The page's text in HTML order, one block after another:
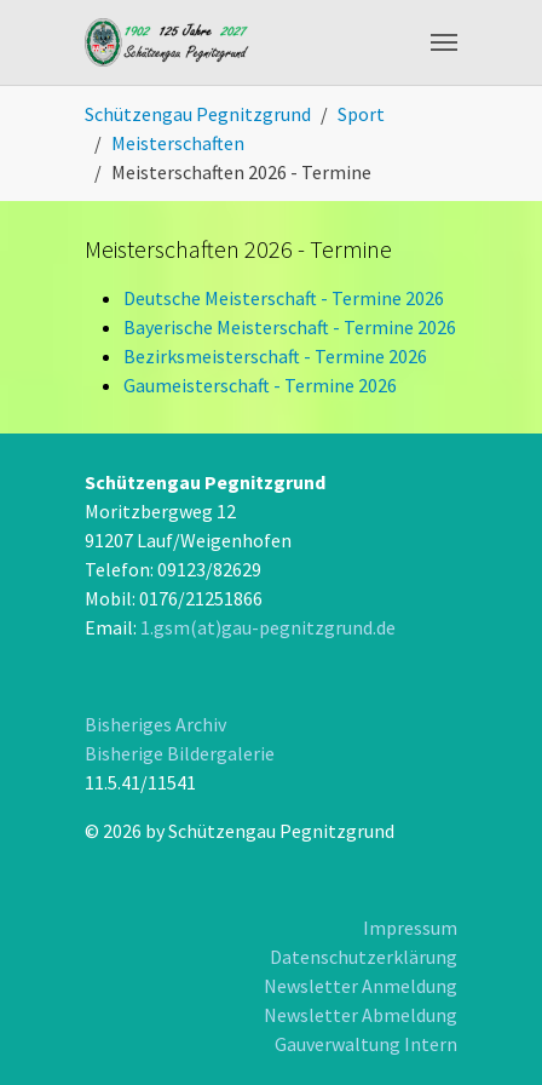
Skip to main content
Schützengau Pegnitzgrund
Sport
Meisterschaften
Meisterschaften 2026 - Termine
Meisterschaften 2026 - Termine
Deutsche Meisterschaft - Termine 2026
Bayerische Meisterschaft - Termine 2026
Bezirksmeisterschaft - Termine 2026
Gaumeisterschaft - Termine 2026
Schützengau Pegnitzgrund
Moritzbergweg 12
91207 Lauf/Weigenhofen
Telefon: 09123/82629
Mobil: 0176/21251866
Email: 1.gsm(at)gau-pegnitzgrund.de
Bisheriges Archiv
Bisherige Bildergalerie
11.5.41/11541
© 2026 by Schützengau Pegnitzgrund
Impressum
Datenschutzerklärung
Newsletter Anmeldung
Newsletter Abmeldung
Gauverwaltung Intern